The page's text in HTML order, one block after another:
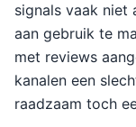
signals vaak niet
aan gebruik te
met reviews
kanalen een
raadzaam toch